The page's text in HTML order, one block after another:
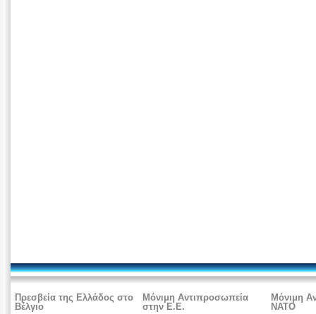
Πρεσβεία της Ελλάδος στο
Βέλγιο
Μόνιμη Αντιπροσωπεία
στην Ε.Ε.
Μόνιμη
ΝΑΤΟ